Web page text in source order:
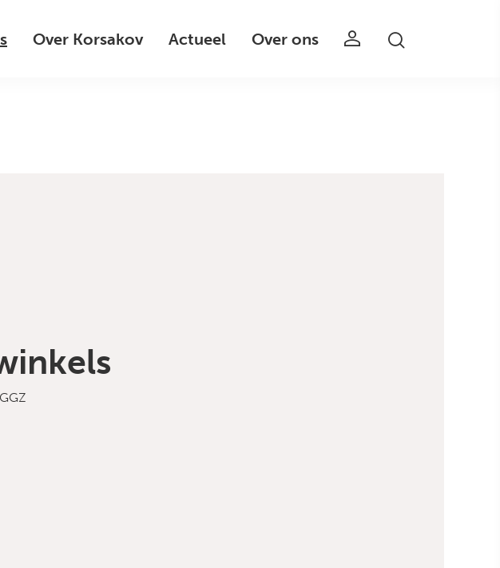
Over Korsakov Actueel Over ons